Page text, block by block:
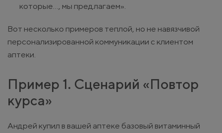
которые…, мы предлагаем».
Вот несколько примеров теплой, но не навязчивой
персонализированной коммуникации с клиентом
аптеки.
Пример 1. Сценарий «Повтор
курса»
Андрей купил в вашей аптеке базовый витаминный